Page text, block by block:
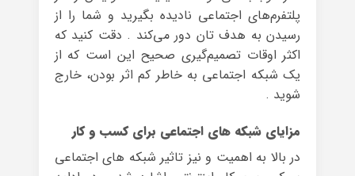
پلتفرم‌های اجتماعی نادیده بگیرید و شما را از
رسیدن به هدف تان دور می‌کند . دقت کنید که
اکثر اوقات تصمیم‌گیری صحیح این است که از
یک شبکه‌ اجتماعی به خاطر کم اثر بودن، خارج
شوید .
مزایای شبکه های اجتماعی برای کسب و کار
در بالا به اهمیت و نیز تاثیر شبکه های اجتماعی